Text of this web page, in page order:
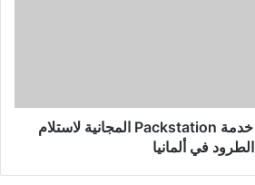
كيفية الاستفادة من خدمة Packstation المجانية لاستلام
الطرود في ألمانيا